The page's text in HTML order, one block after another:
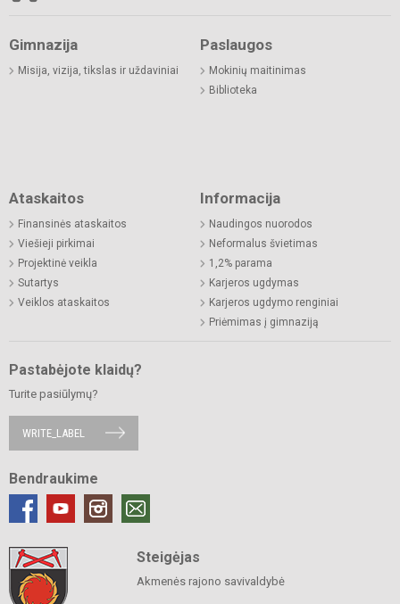
Gimnazija
Misija, vizija, tikslas ir uždaviniai
Paslaugos
Mokinių maitinimas
Biblioteka
Ataskaitos
Finansinės ataskaitos
Viešieji pirkimai
Projektinė veikla
Sutartys
Veiklos ataskaitos
Informacija
Naudingos nuorodos
Neformalus švietimas
1,2% parama
Karjeros ugdymas
Karjeros ugdymo renginiai
Priėmimas į gimnaziją
Pastabėjote klaidų?
Turite pasiūlymų?
WRITE_LABEL
Bendraukime
Steigėjas
Akmenės rajono savivaldybė